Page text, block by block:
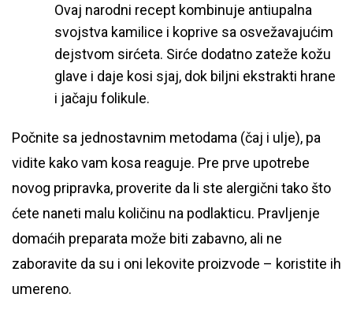
Ovaj narodni recept kombinuje antiupalna
svojstva kamilice i koprive sa osvežavajućim
dejstvom sirćeta. Sirće dodatno zateže kožu
glave i daje kosi sjaj, dok biljni ekstrakti hrane
i jačaju folikule.
Počnite sa jednostavnim metodama (čaj i ulje), pa
vidite kako vam kosa reaguje. Pre prve upotrebe
novog pripravka, proverite da li ste alergični tako što
ćete naneti malu količinu na podlakticu. Pravljenje
domaćih preparata može biti zabavno, ali ne
zaboravite da su i oni lekovite proizvode – koristite ih
umerenо.